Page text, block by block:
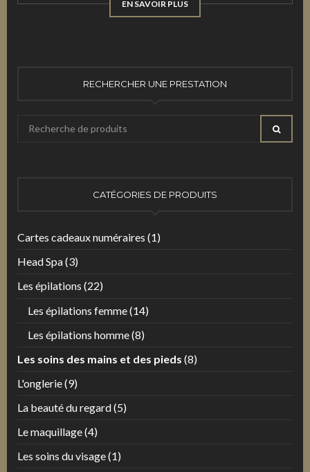
EN SAVOIR PLUS
RECHERCHER UNE PRESTATION
CATÉGORIES DE PRODUITS
Cartes cadeaux numéraires (1)
Head Spa(3)
Les épilations (22)
Les épilations femme(14)
Les épilations homme(8)
Les soins des mains et des pieds (8)
L'onglerie(9)
La beauté du regard(5)
Le maquillage(4)
Les soins du visage(1)